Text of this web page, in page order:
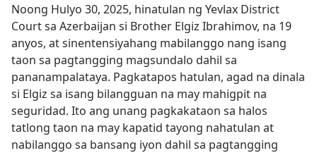
Noong Hulyo 30, 2025, hinatulan ng Yevlax District
Court sa Azerbaijan si Brother Elgiz Ibrahimov, na 19
anyos, at sinentensiyahang mabilanggo nang isang
taon sa pagtangging magsundalo dahil sa
pananampalataya. Pagkatapos hatulan, agad na dinala
si Elgiz sa isang bilangguan na may mahigpit na
seguridad. Ito ang unang pagkakataon sa halos
tatlong taon na may kapatid tayong nahatulan at
nabilanggo sa bansang iyon dahil sa pagtangging